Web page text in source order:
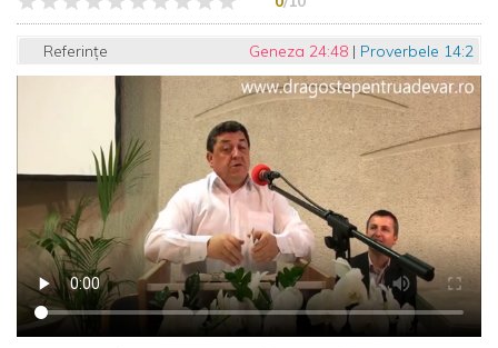
Referințe Geneza 24:48 | Proverbele 14:2